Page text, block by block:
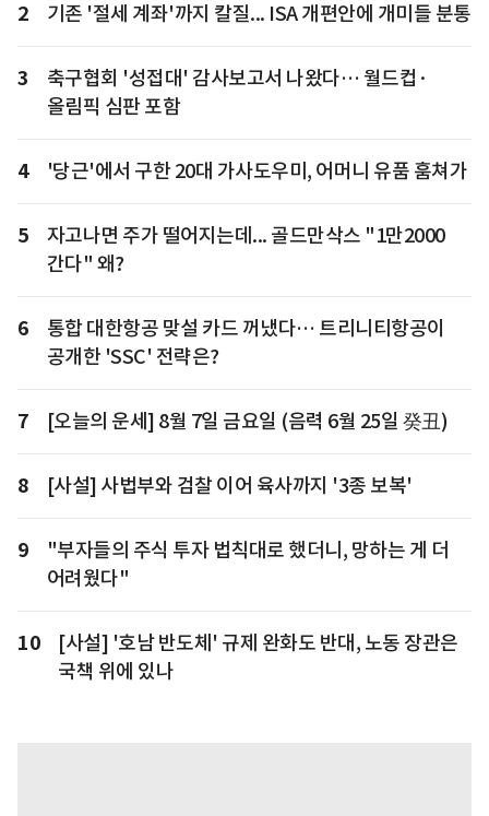
2 기존 '절세 계좌'까지 칼질... ISA 개편안에 개미들 분통
3
축구협회 '성접대' 감사보고서 나왔다… 월드컵·
올림픽 심판 포함
4 '당근'에서 구한 20대 가사도우미, 어머니 유품 훔쳐가
5
자고나면 주가 떨어지는데... 골드만삭스 "1만2000
간다" 왜?
6
통합 대한항공 맞설 카드 꺼냈다… 트리니티항공이
공개한 'SSC' 전략은?
7 [오늘의 운세] 8월 7일 금요일 (음력 6월 25일 癸丑)
8 [사설] 사법부와 검찰 이어 육사까지 '3종 보복'
9
"부자들의 주식 투자 법칙대로 했더니, 망하는 게 더
어려웠다"
10
[사설] '호남 반도체' 규제 완화도 반대, 노동 장관은
국책 위에 있나